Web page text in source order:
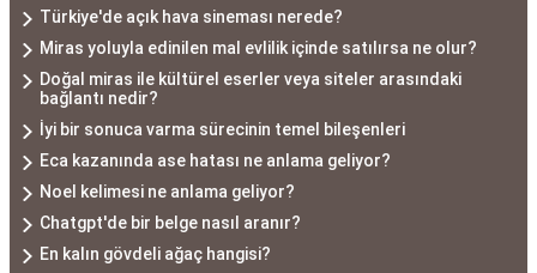
Türkiye'de açık hava sineması nerede?
Miras yoluyla edinilen mal evlilik içinde satılırsa ne olur?
Doğal miras ile kültürel eserler veya siteler arasındaki
bağlantı nedir?
İyi bir sonuca varma sürecinin temel bileşenleri
Eca kazanında ase hatası ne anlama geliyor?
Noel kelimesi ne anlama geliyor?
Chatgpt'de bir belge nasıl aranır?
En kalın gövdeli ağaç hangisi?